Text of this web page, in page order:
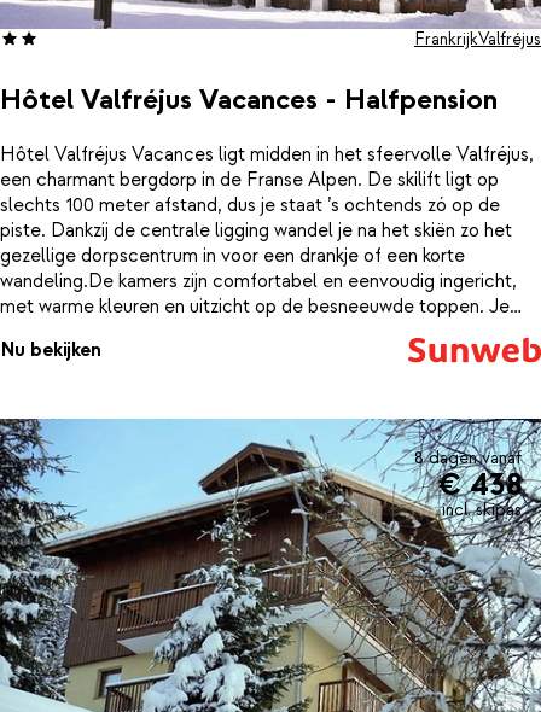
Hôtel Valfréjus Vacances - Halfpension
FrankrijkValfréjus
Hôtel Valfréjus Vacances ligt midden in het sfeervolle Valfréjus,
een charmant bergdorp in de Franse Alpen. De skilift ligt op
slechts 100 meter afstand, dus je staat ’s ochtends zó op de
piste. Dankzij de centrale ligging wandel je na het skiën zo het
gezellige dorpscentrum in voor een drankje of een korte
wandeling.De kamers zijn comfortabel en eenvoudig ingericht,
met warme kleuren en uitzicht op de besneeuwde toppen. Je
het ontbijt als het diner voor je geregeld zijn. ’s Ochtends start je
dag in de bergen schuif je ’s avonds ontspannen aan voor een
smakelijk diner.In de knusse lounge met open haard of aan de bar
is het daarna heerlijk ontspannen met een drankje. De
ongedwongen sfeer maakt het hotel ook geliefd bij gezinnen en
vriendengroepen.Of je nu komt voor sportieve dagen op de piste
of gewoon wilt genieten van de frisse berglucht: Hôtel Valfréjus
Vacances biedt een comfortabele uitvalsbasis met het gemak
van halfpension, pal aan de voet van het skigebied.
Nu bekijken
8 dagen vanaf
€ 438
incl. skipas